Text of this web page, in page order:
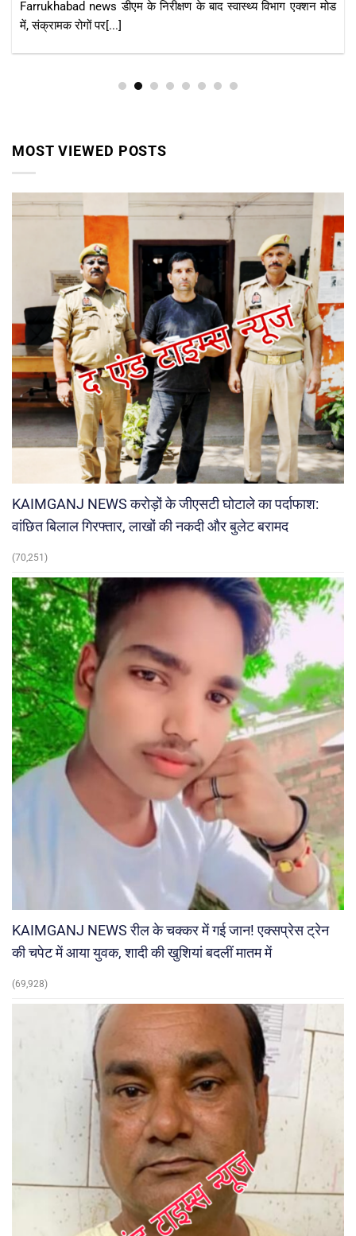
Farrukhabad news हादसों को खुला न्योता दे रहे बिजली के खंभे, नगर
पंचायत अध्यक्ष जोया[...]
MOST VIEWED POSTS
KAIMGANJ NEWS करोड़ों के जीएसटी घोटाले का पर्दाफाश:
वांछित बिलाल गिरफ्तार, लाखों की नकदी और बुलेट बरामद
(70,251)
KAIMGANJ NEWS रील के चक्कर में गई जान! एक्सप्रेस ट्रेन
की चपेट में आया युवक, शादी की खुशियां बदलीं मातम में
(69,928)